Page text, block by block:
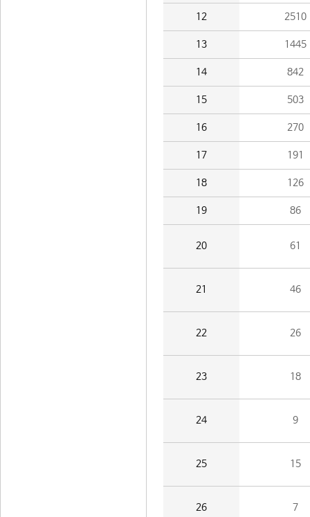
12 2510
13 1445
14 842
15 503
16 270
17 191
18 126
19 86
20 61
21 46
22 26
23 18
24 9
25 15
26 7